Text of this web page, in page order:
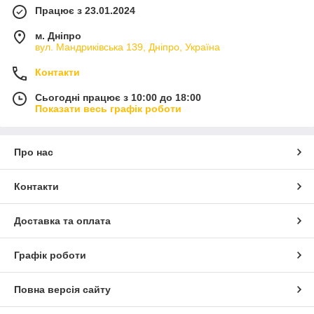
Працює з 23.01.2024
м. Дніпро
вул. Мандриківська 139, Дніпро, Україна
Контакти
Сьогодні працює з 10:00 до 18:00
Показати весь графік роботи
Про нас
Контакти
Доставка та оплата
Графік роботи
Повна версія сайту